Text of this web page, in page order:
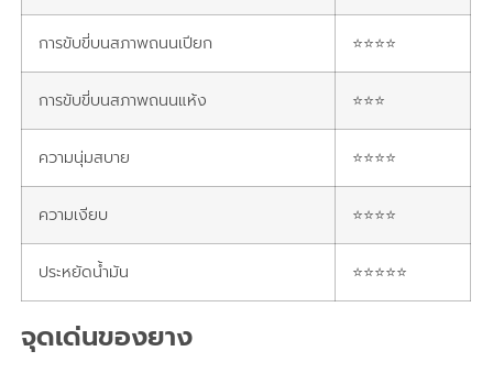
การขับขี่บนสภาพถนนเปียก ⭐⭐⭐⭐
การขับขี่บนสภาพถนนแห้ง ⭐⭐⭐
ความนุ่มสบาย ⭐⭐⭐⭐
ความเงียบ ⭐⭐⭐⭐
ประหยัดน้ำมัน ⭐⭐⭐⭐⭐
จุดเด่นของยาง